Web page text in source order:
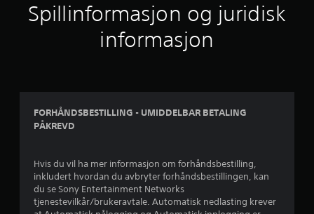
Spillinformasjon og juridisk
informasjon
FORHÅNDSBESTILLING - UMIDDELBAR BETALING
PÅKREVD
Hvis du vil ha mer informasjon om forhåndsbestilling,
inkludert hvordan du avbryter forhåndsbestillingen, kan
du se Sony Entertainment Networks
tjenestevilkår/brukeravtale. Automatisk nedlasting krever